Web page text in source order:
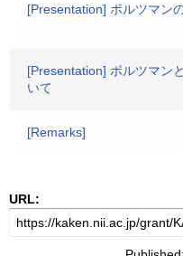
[Presentation] ボルツマン
[Presentation] ボルツマン
いて
[Remarks]
URL: